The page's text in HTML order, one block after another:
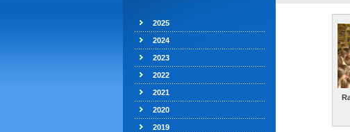
2025
2024
2023
2022
2021
2020
2019